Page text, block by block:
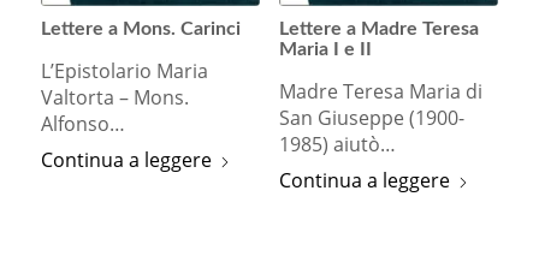
Lettere a Mons. Carinci
L’Epistolario Maria
Valtorta – Mons.
Alfonso…
Continua a leggere
Lettere a Madre Teresa
Maria I e II
Madre Teresa Maria di
San Giuseppe (1900-
1985) aiutò…
Continua a leggere